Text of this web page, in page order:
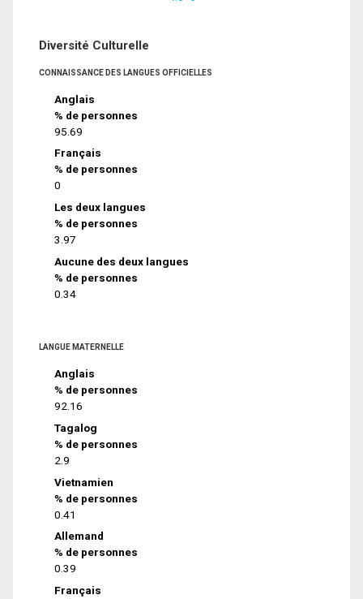
Diversité Culturelle
CONNAISSANCE DES LANGUES OFFICIELLES
Anglais
% de personnes
95.69
Français
% de personnes
0
Les deux langues
% de personnes
3.97
Aucune des deux langues
% de personnes
0.34
LANGUE MATERNELLE
Anglais
% de personnes
92.16
Tagalog
% de personnes
2.9
Vietnamien
% de personnes
0.41
Allemand
% de personnes
0.39
Français